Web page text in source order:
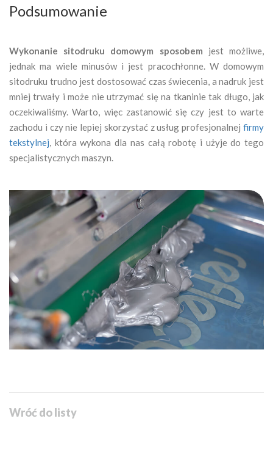
Podsumowanie
Wykonanie sitodruku domowym sposobem jest możliwe,
jednak ma wiele minusów i jest pracochłonne. W domowym
sitodruku trudno jest dostosować czas świecenia, a nadruk jest
mniej trwały i może nie utrzymać się na tkaninie tak długo, jak
oczekiwaliśmy. Warto, więc zastanowić się czy jest to warte
zachodu i czy nie lepiej skorzystać z usług profesjonalnej firmy
tekstylnej , która wykona dla nas całą robotę i użyje do tego
specjalistycznych maszyn.
Wróć do listy